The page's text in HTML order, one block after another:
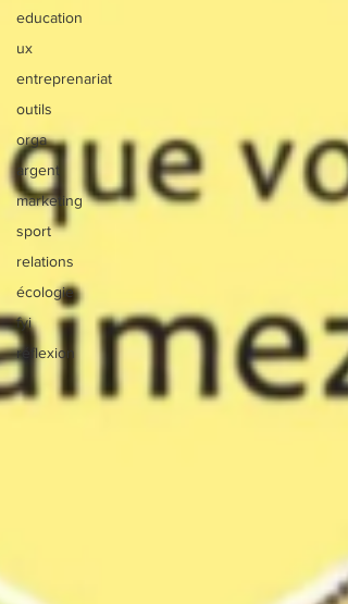
education
ux
entreprenariat
outils
orga
argent
marketing
sport
relations
écologie
fyi
réflexion